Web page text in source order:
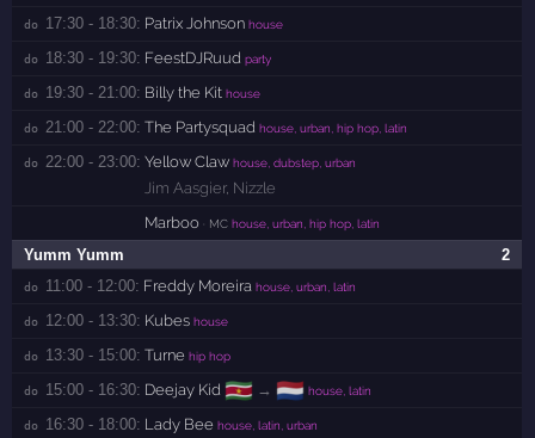
do 17:30 - 18:30: Patrix Johnson house
do 18:30 - 19:30: FeestDJRuud party
do 19:30 - 21:00: Billy the Kit house
do 21:00 - 22:00: The Partysquad house, urban, hip hop, latin
do 22:00 - 23:00: Yellow Claw house, dubstep, urban
Jim Aasgier, Nizzle
Marboo · MC house, urban, hip hop, latin
2
Yumm Yumm
do 11:00 - 12:00: Freddy Moreira house, urban, latin
do 12:00 - 13:30: Kubes house
do 13:30 - 15:00: Turne hip hop
do 15:00 - 16:30: Deejay Kid 🇸🇷 → 🇳🇱 house, latin
do 16:30 - 18:00: Lady Bee house, latin, urban